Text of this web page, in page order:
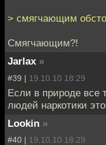
> смягчающим
Смягчающим?!
Jarlax »
#39 | 19.10.10 18:29
Если в природе все
людей наркотики
Lookin »
#40 | 19.10.10 18:29